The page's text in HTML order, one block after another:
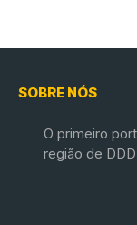
SOBRE NÓS
O primeiro
região de